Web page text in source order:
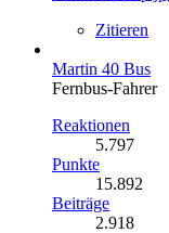
Zitieren
Martin 40 Bus
Fernbus-Fahrer
Reaktionen
5.797
Punkte
15.892
Beiträge
2.918